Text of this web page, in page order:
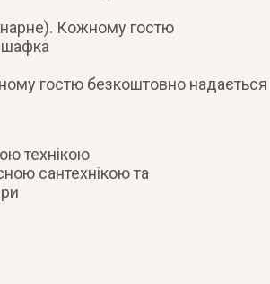
Кожному гостю
шафка
гостю безкоштовно надається
технікою
сантехнікою та